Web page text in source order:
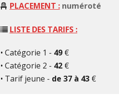
PLACEMENT :numéroté
LISTE DES TARIFS :
• Catégorie 1 - 49€
• Catégorie 2 - 42€
• Tarif jeune - de 37 à 43€